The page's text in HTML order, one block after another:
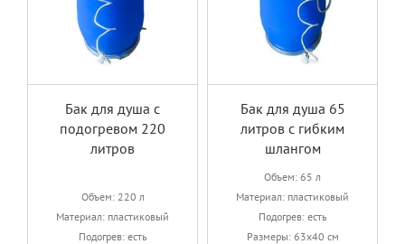
Бак для душа с
подогревом 220
литров
Объем: 220 л
Материал: пластиковый
Подогрев: есть
Бак для душа 65
литров с гибким
шлангом
Объем: 65 л
Материал: пластиковый
Подогрев: есть
Размеры: 63х40 см